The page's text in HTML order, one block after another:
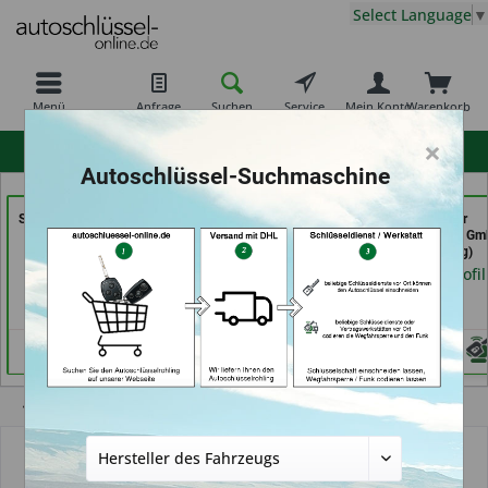
Menü Anfrage Suchen Service Warenkorb
Mein Konto
Select Language ▼
Schlüssel- u. DL Service
(in Dresden)
Händlerprofil
moeller-24.de e.k. (in
Gelsenkirchen)
Händlerprofil
Freiburger
Schlüsseldienst
(in Freiburg)
Händlerprofil
×
Autoschlüssel-Suchmaschine